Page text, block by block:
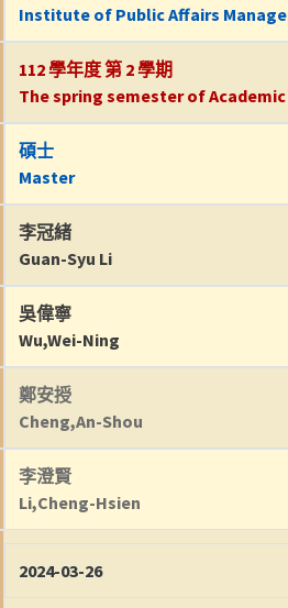
Institute of Public Affairs
112 學年度 第 2 學期
The spring semester of Academic
碩士
Master
李冠緒
Guan-Syu Li
吳偉寧
Wu,Wei-Ning
鄭安授
Cheng,An-Shou
李澄賢
Li,Cheng-Hsien
2024-03-26